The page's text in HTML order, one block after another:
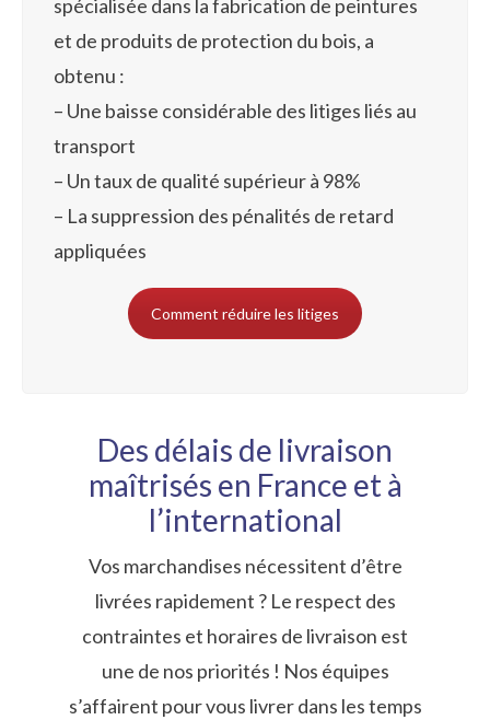
spécialisée dans la fabrication de peintures
et de produits de protection du bois, a
obtenu :
– Une baisse considérable des litiges liés au
transport
– Un taux de qualité supérieur à 98%
– La suppression des pénalités de retard
appliquées
Comment réduire les litiges
Des délais de livraison
maîtrisés en France et à
l’international
Vos marchandises nécessitent d’être
livrées rapidement ? Le respect des
contraintes et horaires de livraison est
une de nos priorités ! Nos équipes
s’affairent pour vous livrer dans les temps